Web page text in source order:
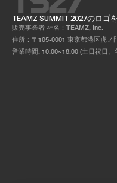
TEAMZ SUMMIT 2027のロゴ
販売事業者 社名：TEAMZ, Inc.
住所：〒105-0001 東京都港区虎
営業時間: 10:00~18:00 (土日祝日、